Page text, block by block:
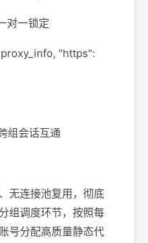
对一锁定
"https":
组会话互通
无连接池复用，彻底
组调度环节，按照每
号分配高质量静态代